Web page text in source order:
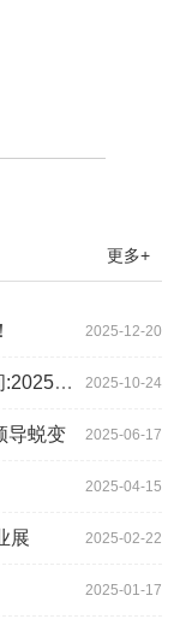
更多+
2025-12-20
2025-10-24
月28-
2025-06-17
导蜕变
2025-04-15
2025-02-22
展
2025-01-17